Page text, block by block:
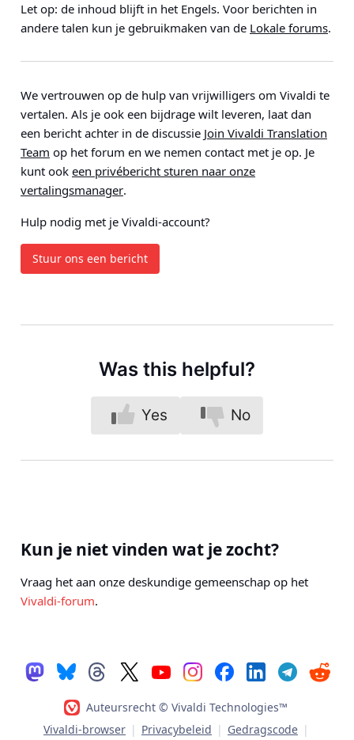
Let op: de inhoud blijft in het Engels. Voor berichten in
andere talen kun je gebruikmaken van de Lokale forums.
We vertrouwen op de hulp van vrijwilligers om Vivaldi te
vertalen. Als je ook een bijdrage wilt leveren, laat dan
een bericht achter in de discussie Join Vivaldi Translation
Team op het forum en we nemen contact met je op. Je
kunt ook een privébericht sturen naar onze
vertalingsmanager.
Hulp nodig met je Vivaldi-account?
Stuur ons een bericht
Was this helpful?
Yes No
Kun je niet vinden wat je zocht?
Vraag het aan onze deskundige gemeenschap op het
Vivaldi-forum.
Auteursrecht © Vivaldi Technologies™
Vivaldi-browser | Privacybeleid | Gedragscode |